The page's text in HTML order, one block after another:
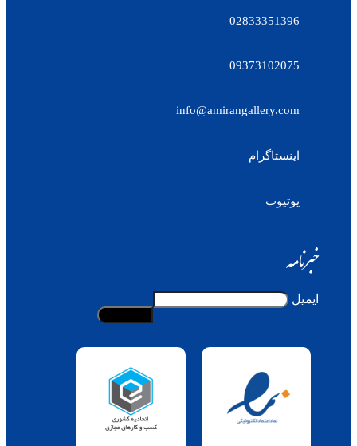
02833351396
09373102075
info@amirangallery.com
اینستاگرام
یوتیوب
خبرنامه
ایمیل